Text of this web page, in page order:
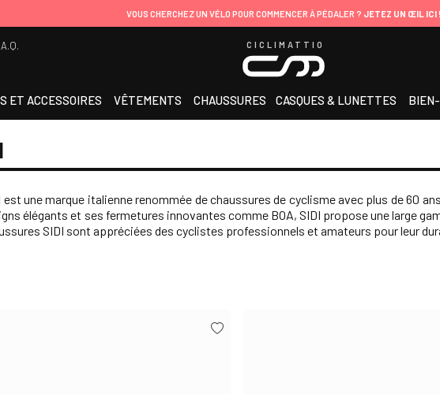
VOUS CHERCHEZ UN VÉLO POUR COMMENCER À PÉDALER ? JETEZ UN ŒIL ICI !
CICLIMATTIO
ET ACCESSOIRES VÊTEMENTS CHAUSSURES CASQUES & LUNETTES
est une marque italienne renommée de chaussures de cyclisme avec plus de 60
élégants et ses fermetures innovantes comme BOA, SIDI propose une large
SIDI sont appréciées des cyclistes professionnels et amateurs pour leur